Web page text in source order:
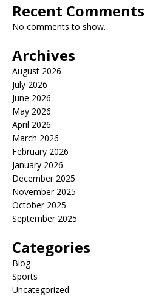
Recent Comments
No comments to show.
Archives
August 2026
July 2026
June 2026
May 2026
April 2026
March 2026
February 2026
January 2026
December 2025
November 2025
October 2025
September 2025
Categories
Blog
Sports
Uncategorized